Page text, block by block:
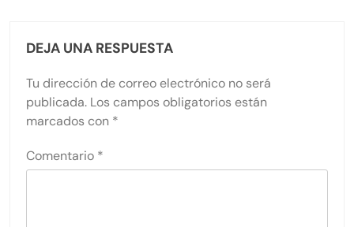
DEJA UNA RESPUESTA
Tu dirección de correo electrónico no será
publicada. Los campos obligatorios están
marcados con *
Comentario *